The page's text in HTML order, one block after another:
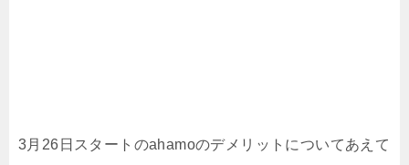
3月26日スタートのahamoのデメリットについてあえて